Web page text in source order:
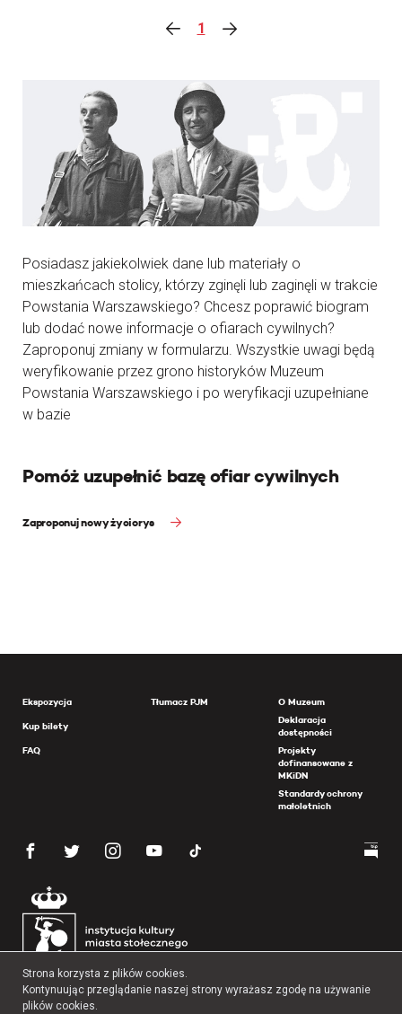
1
Posiadasz jakiekolwiek dane lub materiały o
mieszkańcach stolicy, którzy zginęli lub zaginęli w trakcie
Powstania Warszawskiego? Chcesz poprawić biogram
lub dodać nowe informacje o ofiarach cywilnych?
Zaproponuj zmiany w formularzu. Wszystkie uwagi będą
weryfikowanie przez grono historyków Muzeum
Powstania Warszawskiego i po weryfikacji uzupełniane
w bazie
Pomóż uzupełnić bazę ofiar cywilnych
Zaproponuj nowy życiorys
Ekspozycja
Kup bilety
FAQ
Tłumacz PJM
O Muzeum
Deklaracja
dostępności
Projekty
dofinansowane z
MKiDN
Standardy ochrony
małoletnich
Strona korzysta z plików cookies.
Kontynuując przeglądanie naszej strony wyrażasz zgodę na używanie
plików cookies.